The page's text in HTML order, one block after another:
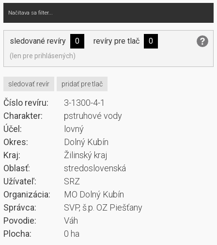
Načítava sa filter...
sledované revíry 0 revíry pre tlač 0
(len pre prihlásených)
sledovať revír pridať pre tlač
Číslo revíru:
3-1300-4-1
Charakter:
pstruhové vody
Účel:
lovný
Okres:
Dolný Kubín
Kraj:
Žilinský kraj
Oblasť:
stredoslovenská
Užívateľ:
SRZ
Organizácia:
MO Dolný Kubín
Správca:
SVP, š.p. OZ Piešťany
Povodie:
Váh
Plocha:
0 ha